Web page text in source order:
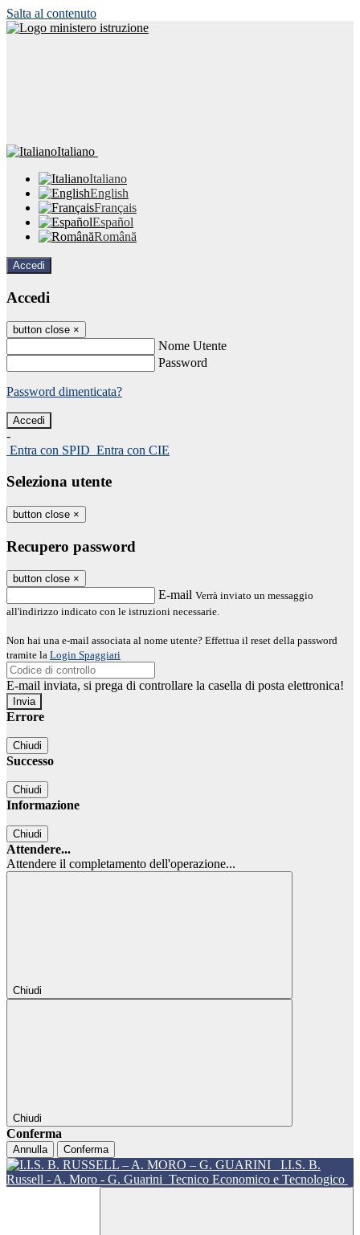
Salta al contenuto
Italiano
Italiano
English
Français
Español
Română
Accedi
Accedi
button close ×
Nome Utente
Password
Password dimenticata?
-
Entra con SPID Entra con CIE
Seleziona utente
button close ×
Recupero password
button close ×
E-mail Verrà inviato un messaggio
all'indirizzo indicato con le istruzioni necessarie.
Non hai una e-mail associata al nome utente? Effettua il reset della password
tramite la Login Spaggiari
E-mail inviata, si prega di controllare la casella di posta elettronica!
Errore
Chiudi
Successo
Chiudi
Informazione
Chiudi
Attendere...
Attendere il completamento dell'operazione...
Chiudi
Chiudi
Conferma
Annulla Conferma
I.I.S. B.
Russell - A. Moro - G. Guarini Tecnico Economico e Tecnologico